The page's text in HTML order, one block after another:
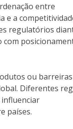
entre
e a
regulatórios
com
ou barreiras
Diferentes
países.